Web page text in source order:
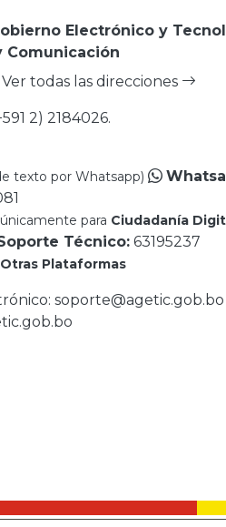
Electrónico y
Comunicación
Ver todas las direcciones
2) 2184026.
texto por Whatsapp)
para Ciudadanía
Técnico: 63195237
Otras Plataformas
soporte@agetic.gob.bo